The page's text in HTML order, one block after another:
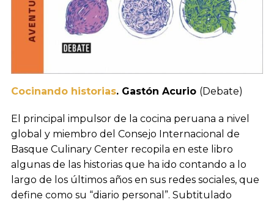
Cocinando historias. Gastón Acurio (Debate)
El principal impulsor de la cocina peruana a nivel
global y miembro del Consejo Internacional de
Basque Culinary Center recopila en este libro
algunas de las historias que ha ido contando a lo
largo de los últimos años en sus redes sociales, que
define como su “diario personal”. Subtitulado